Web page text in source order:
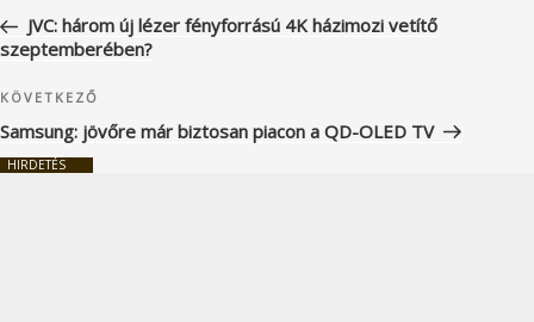
navigáció
bejegyzés
JVC: három új lézer fényforrású 4K házimozi vetítő
szeptemberében?
Következő
bejegyzés
KÖVETKEZŐ
Samsung: jövőre már biztosan piacon a QD-OLED TV
HIRDETÉS